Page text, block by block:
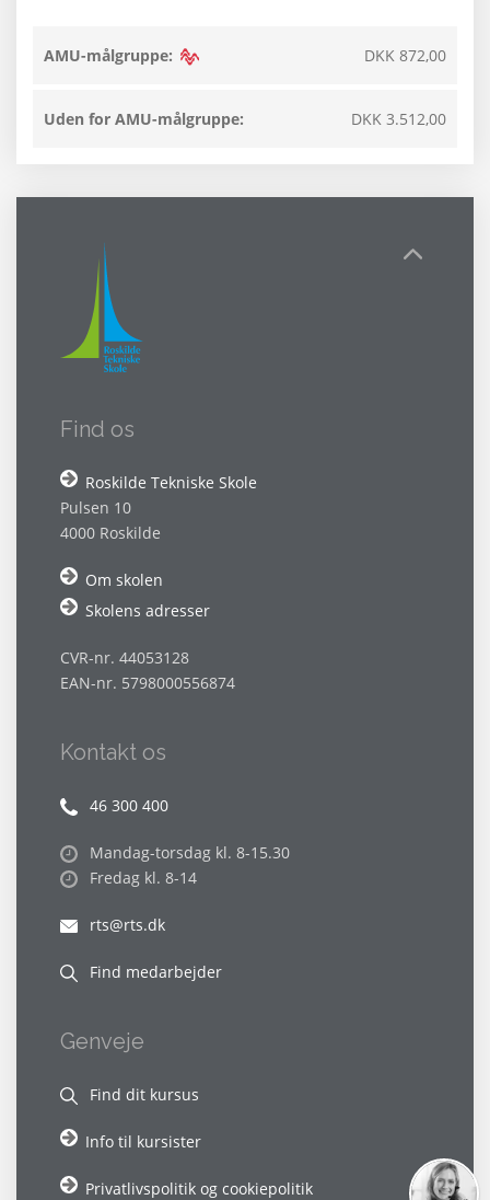
AMU-målgruppe: DKK 872,00
Uden for AMU-målgruppe: DKK 3.512,00
Find os
Roskilde Tekniske Skole
Pulsen 10
4000 Roskilde
Om skolen
Skolens adresser
CVR-nr. 44053128
EAN-nr. 5798000556874
Kontakt os
46 300 400
Mandag-torsdag kl. 8-15.30
Fredag kl. 8-14
rts@rts.dk
Find medarbejder
Genveje
Find dit kursus
Info til kursister
Privatlivspolitik og cookiepolitik